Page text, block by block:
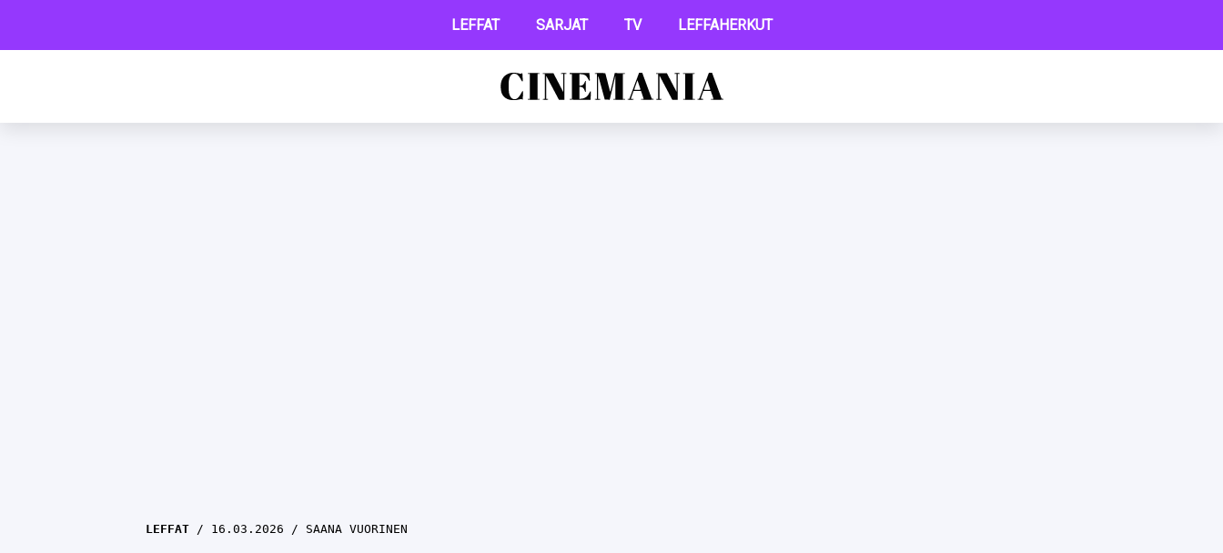
LEFFAT SARJAT TV LEFFAHERKUT
LEFFAT 16.03.2026 SAANA VUORINEN